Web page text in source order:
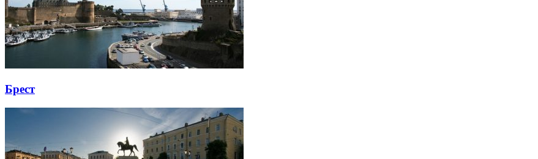
Брест